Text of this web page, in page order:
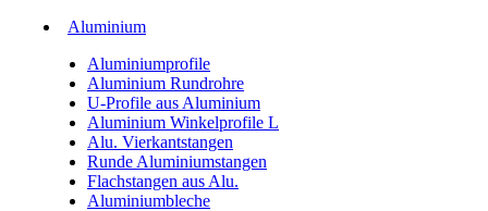
Aluminium
Aluminiumprofile
Aluminium Rundrohre
U-Profile aus Aluminium
Aluminium Winkelprofile L
Alu. Vierkantstangen
Runde Aluminiumstangen
Flachstangen aus Alu.
Aluminiumbleche